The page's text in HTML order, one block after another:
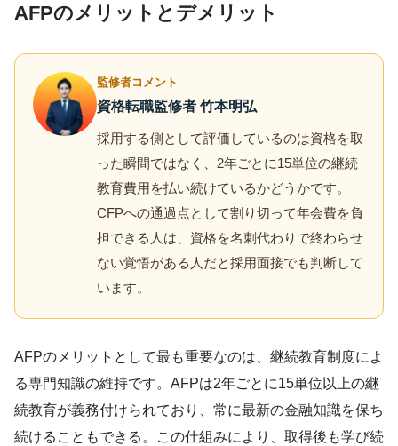
AFPのメリットとデメリット
監修者コメント
資格転職監修者 竹本明弘
採用する側として評価しているのは資格を取
った瞬間ではなく、2年ごとに15単位の継続
教育費用を払い続けているかどうかです。
CFPへの通過点として割り切って年会費を負
担できる人は、資格を名刺代わりで終わらせ
ない覚悟がある人だと採用面接でも判断して
います。
AFPのメリットとして最も重要なのは、継続教育制度によ
る専門知識の維持です。AFPは2年ごとに15単位以上の継
続教育が義務付けられており、常に最新の金融知識を保ち
続けることもできる。この仕組みにより、取得後も学び続